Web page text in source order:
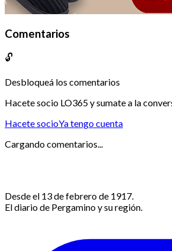
Comentarios
🔓
Desbloqueá los comentarios
Hacete socio LO365 y sumate a la
Hacete socioYa tengo cuenta
Cargando comentarios...
Desde el 13 de febrero de 1917.
El diario de Pergamino y su región.